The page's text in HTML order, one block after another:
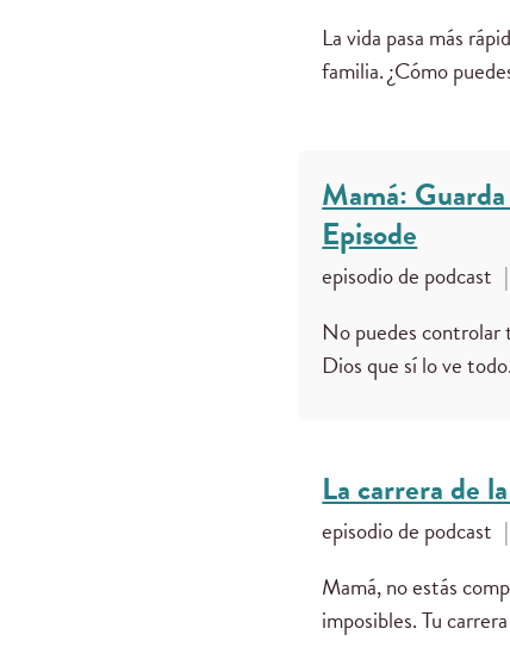
La vida pasa más
familia. ¿Cómo
Mamá:
Episode
episodio de podcast |
No puedes controlar
Dios que sí lo ve
La carrera de
episodio de podcast |
Mamá, no estás
imposibles. Tu